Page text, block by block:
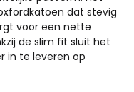
dat stevig
voor een nette
de slim fit sluit het
in te leveren op